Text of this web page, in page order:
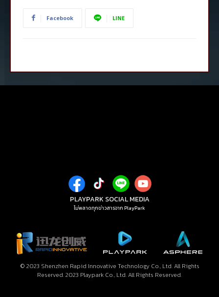
Facebook LINE
PLAYPARK SOCIAL MEDIA
ไม่พลาดทุกข่าวสารจาก PlayPark
© 2023 Shenzhen Rapid Innovative Technology Co., Ltd. All Rights
Reserved. 2023 Playpark Co., Ltd. All Rights Reserved.